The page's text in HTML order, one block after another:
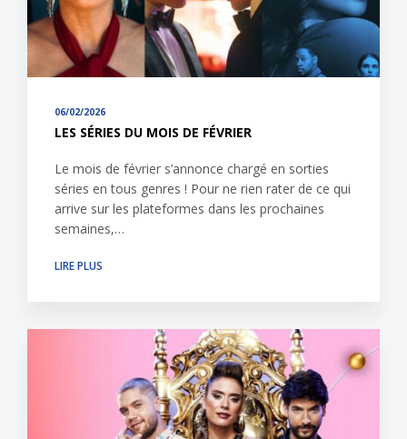
06/02/2026
LES SÉRIES DU MOIS DE FÉVRIER
Le mois de février s’annonce chargé en sorties
séries en tous genres ! Pour ne rien rater de ce qui
arrive sur les plateformes dans les prochaines
semaines,…
LIRE PLUS